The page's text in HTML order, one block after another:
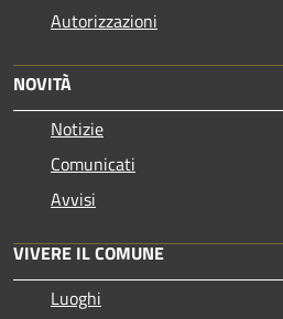
Autorizzazioni
NOVITÀ
Notizie
Comunicati
Avvisi
VIVERE IL COMUNE
Luoghi